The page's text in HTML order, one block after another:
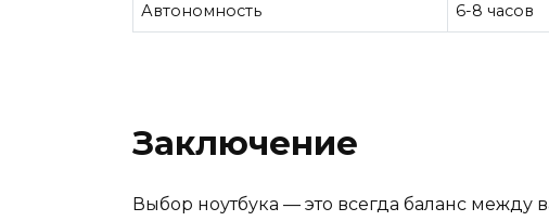
Автономность 6-8 часов
Заключение
Выбор ноутбука — это всегда баланс